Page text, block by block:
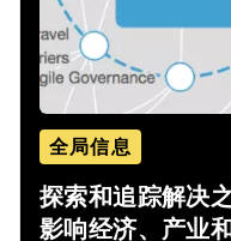
全局信息
探索和追踪解决
影响经济、产业